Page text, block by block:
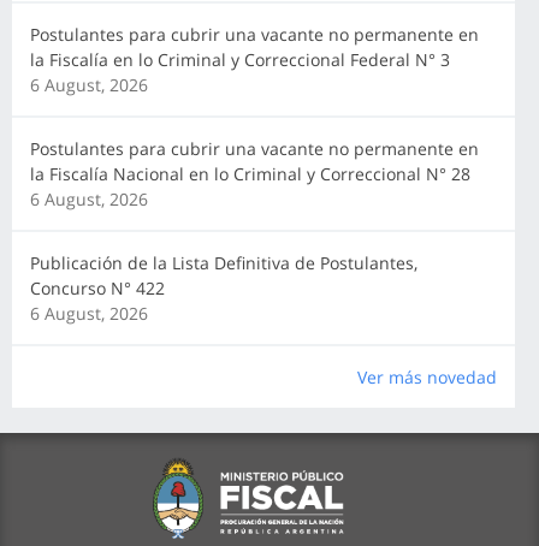
Postulantes para cubrir una vacante no permanente en
la Fiscalía en lo Criminal y Correccional Federal N° 3
6 August, 2026
Postulantes para cubrir una vacante no permanente en
la Fiscalía Nacional en lo Criminal y Correccional N° 28
6 August, 2026
Publicación de la Lista Definitiva de Postulantes,
Concurso N° 422
6 August, 2026
Ver más novedad